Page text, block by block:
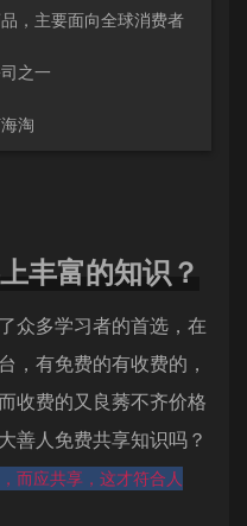
，主要面向全球消费者
之一
淘
丰富的知识？
众多学习者的首选，在
，有免费的有收费的，
收费的又良莠不齐价格
善人免费共享知识吗？
而应共享，这才符合人